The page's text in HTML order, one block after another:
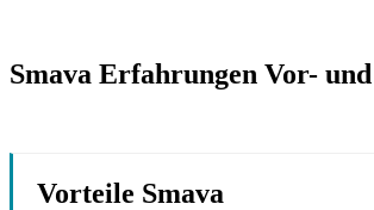
Smava Erfahrungen Vor-
Vorteile Smava